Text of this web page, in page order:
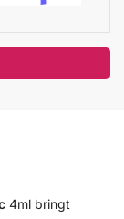
4ml bringt